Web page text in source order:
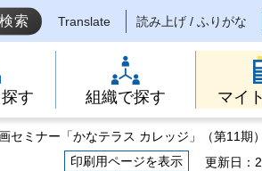
Translate 読み上げ / ふりがな
す 組織で探す マイ
ミナー「かなテラス カレッジ」（第11期）
印刷用ページを表示
更新日：